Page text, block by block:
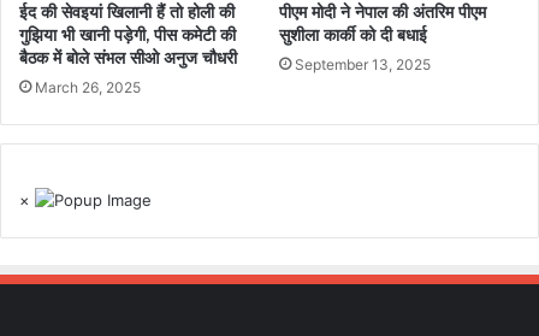
ईद की सेवइयां खिलानी हैं तो होली की
गुझिया भी खानी पड़ेगी, पीस कमेटी की
बैठक में बोले संभल सीओ अनुज चौधरी
March 26, 2025
पीएम मोदी ने नेपाल की अंतरिम पीएम
सुशीला कार्की को दी बधाई
September 13, 2025
×